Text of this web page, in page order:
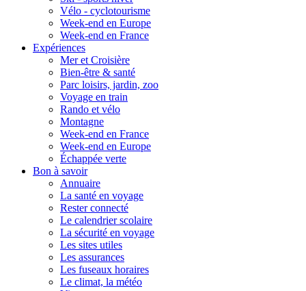
Vélo - cyclotourisme
Week-end en Europe
Week-end en France
Expériences
Mer et Croisière
Bien-être & santé
Parc loisirs, jardin, zoo
Voyage en train
Rando et vélo
Montagne
Week-end en France
Week-end en Europe
Échappée verte
Bon à savoir
Annuaire
La santé en voyage
Rester connecté
Le calendrier scolaire
La sécurité en voyage
Les sites utiles
Les assurances
Les fuseaux horaires
Le climat, la météo